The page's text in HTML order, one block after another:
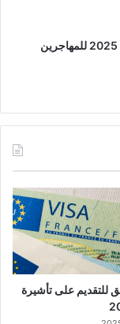
للتقديم على تأشيرة